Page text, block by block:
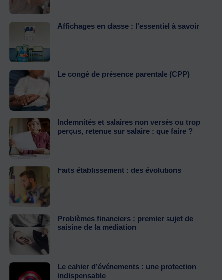
Affichages en classe : l’essentiel à savoir
Le congé de présence parentale (CPP)
Indemnités et salaires non versés ou trop
perçus, retenue sur salaire : que faire ?
Faits établissement : des évolutions
Problèmes financiers : premier sujet de
saisine de la médiation
Le cahier d’événements : une protection
indispensable